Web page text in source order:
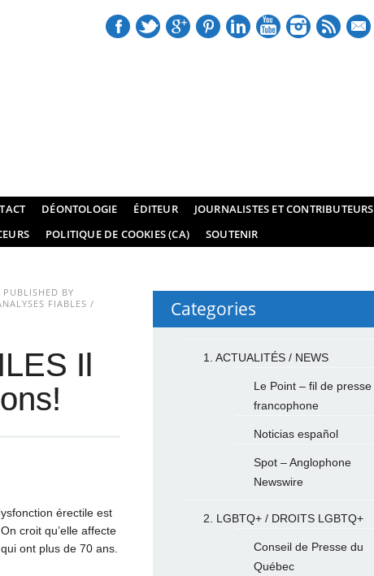
mail
DÉONTOLOGIE ÉDITEUR
JOURNALISTES ET CONTRIBUTEURS
POLITIQUE DE COOKIES (CA) SOUTENIR
BY
FIABLES /
Il
érectile est
croit qu’elle affecte
ont plus de 70 ans.
Categories
1. ACTUALITÉS / NEWS
Le Point – fil de presse
francophone
Noticias español
Spot – Anglophone
Newswire
2. LGBTQ+ / DROITS LGBTQ+
Conseil de Presse du
Québec